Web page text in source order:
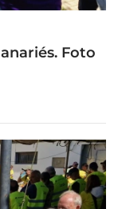
Foto